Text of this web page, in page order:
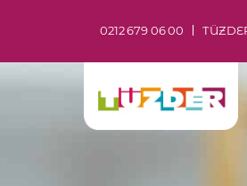
0212 679 06 00